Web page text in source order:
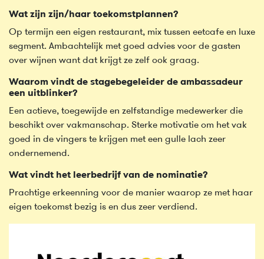
Wat zijn zijn/haar toekomstplannen?
Op termijn een eigen restaurant, mix tussen eetcafe en luxe
segment. Ambachtelijk met goed advies voor de gasten
over wijnen want dat krijgt ze zelf ook graag.
Waarom vindt de stagebegeleider de ambassadeur
een uitblinker?
Een actieve, toegewijde en zelfstandige medewerker die
beschikt over vakmanschap. Sterke motivatie om het vak
goed in de vingers te krijgen met een gulle lach zeer
ondernemend.
Wat vindt het leerbedrijf van de nominatie?
Prachtige erkeenning voor de manier waarop ze met haar
eigen toekomst bezig is en dus zeer verdiend.